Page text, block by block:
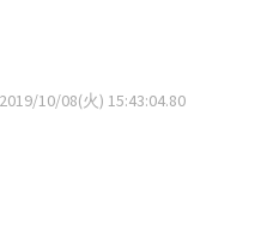
10/08(火) 15:43:04.80